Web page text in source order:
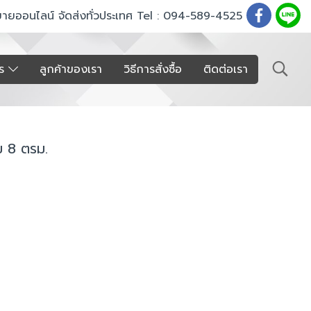
ยออนไลน์ จัดส่งทั่วประเทศ Tel : 094-589-4525
ลูกค้าของเรา วิธีการสั่งซื้อ ติดต่อเรา
8 ตรม.